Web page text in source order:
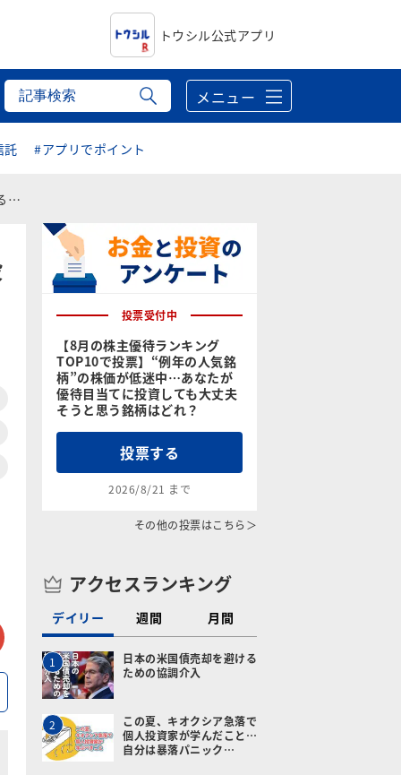
トウシル公式アプリ
メニュー
託 #アプリでポイント
メールで送る
投票受付中
【8月の株主優待ランキング
TOP10で投票】“例年の人気銘
柄”の株価が低迷中…あなたが
優待目当てに投資しても大丈夫
そうと思う銘柄はどれ？
投票する
2026/8/21 まで
その他の投票はこちら＞
アクセスランキング
デイリー 週間 月間
1
日本の米国債売却を避ける
ための協調介入
2
この夏、キオクシア急落で
個人投資家が学んだこと…
自分は暴落パニック…